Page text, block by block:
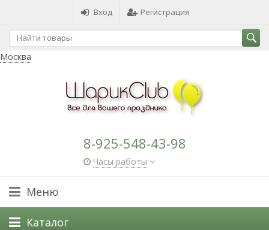
Вход Регистрация
Москва
8-925-548-43-98
Часы работы
Меню
Каталог